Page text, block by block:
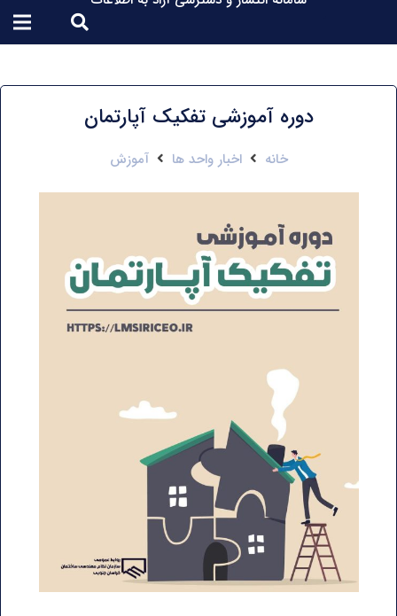
دوره آموزشی تفکیک آپارتمان
خانه اخبار واحد ها آموزش